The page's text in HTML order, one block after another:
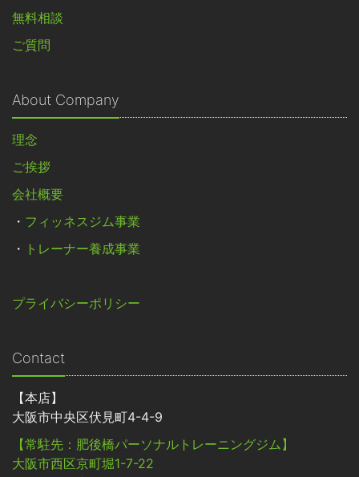
無料相談
ご質問
About Company
理念
ご挨拶
会社概要
・ フィッネスジム事業
・ トレーナー養成事業
プライバシーポリシー
Contact
【本店】
大阪市中央区伏見町4-4-9
【常駐先：肥後橋パーソナルトレーニングジム】
大阪市西区京町堀1-7-22